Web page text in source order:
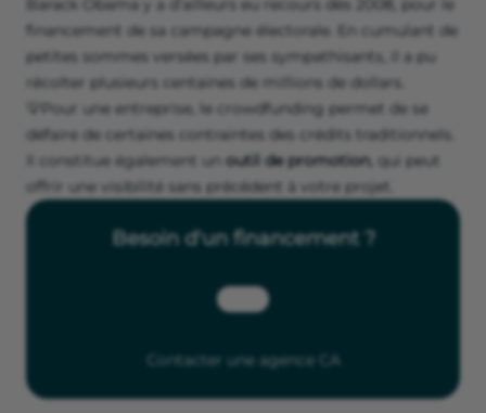
Barack Obama y a d’ailleurs eu recours dès 2008, pour le
financement de sa campagne électorale. En cumulant de
petites sommes versées par ses sympathisants, il a pu
récolter plusieurs centaines de millions de dollars.
💡Pour une entreprise, le crowdfunding permet de se
défaire de certaines contraintes des crédits traditionnels.
Il constitue également un outil de promotion, qui peut
offrir une visibilité sans précédent à votre projet.
Besoin d'un financement ?
Contacter une agence CA